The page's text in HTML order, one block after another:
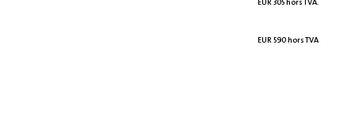
EUR 305 hors TVA.
EUR 590 hors TVA